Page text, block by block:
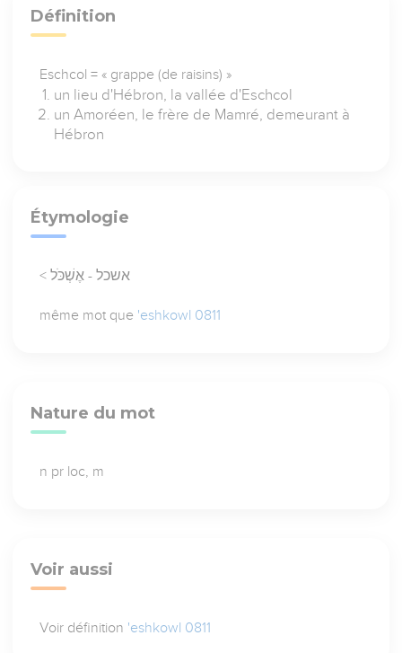
Définition
Eschcol = « grappe (de raisins) »
un lieu d'Hébron, la vallée d'Eschcol
un Amoréen, le frère de Mamré, demeurant à
Hébron
Étymologie
< אשכל - אֶשְׁכֹּל
même mot que 'eshkowl 0811
Nature du mot
n pr loc, m
Voir aussi
Voir définition 'eshkowl 0811